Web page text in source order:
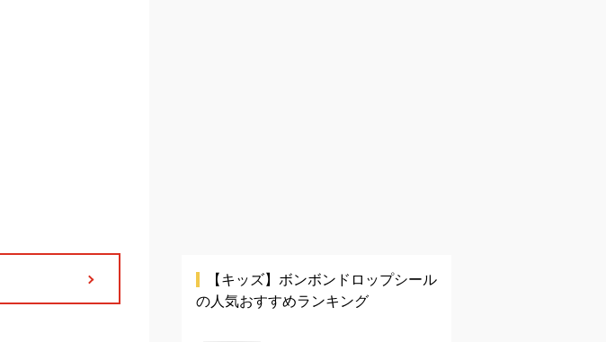
【キッズ】 ボンボンドロップシール
の人気おすすめランキング